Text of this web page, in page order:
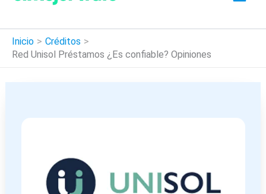
contenido
Inicio
Créditos
Red Unisol Préstamos ¿Es confiable? Opiniones